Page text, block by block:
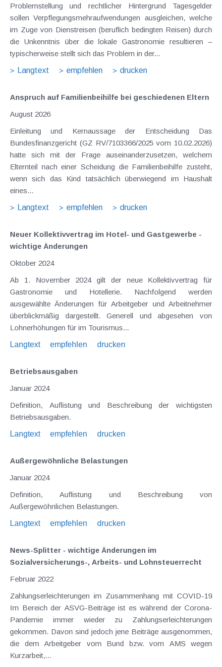
Problemstellung und rechtlicher Hintergrund Tagesgelder
sollen Verpflegungsmehraufwendungen ausgleichen, welche
im Zuge von Dienstreisen (beruflich bedingten Reisen) durch
die Unkenntnis über die lokale Gastronomie resultieren –
typischerweise stellt sich das Problem in der...
Langtext
empfehlen drucken
Anspruch auf Familienbeihilfe bei geschiedenen Eltern
August 2026
Einleitung und Kernaussage der Entscheidung Das
Bundesfinanzgericht (GZ RV/7103366/2025 vom 10.02.2026)
hatte sich mit der Frage auseinanderzusetzen, welchem
Elternteil nach einer Scheidung die Familienbeihilfe zusteht,
wenn sich das Kind tatsächlich überwiegend im Haushalt
eines...
Langtext
empfehlen drucken
Neuer Kollektivvertrag im Hotel- und Gastgewerbe -
wichtige Änderungen
Oktober 2024
Ab 1. November 2024 gilt der neue Kollektivvertrag für
Gastronomie und Hotellerie. Nachfolgend werden
ausgewählte Änderungen für Arbeitgeber und Arbeitnehmer
überblickmäßig dargestellt. Generell und abgesehen von
Lohnerhöhungen für im Tourismus...
Langtext
empfehlen drucken
Betriebsausgaben
Januar 2024
Definition, Auflistung und Beschreibung der wichtigsten
Betriebsausgaben.
Langtext
empfehlen drucken
Außergewöhnliche Belastungen
Januar 2024
Definition, Auflistung und Beschreibung von
Außergewöhnlichen Belastungen.
Langtext
empfehlen drucken
News-Splitter - wichtige Änderungen im
Sozialversicherungs-, Arbeits- und Lohnsteuerrecht
Februar 2022
Zahlungserleichterungen im Zusammenhang mit COVID-19
Im Bereich der ASVG-Beiträge ist es während der Corona-
Pandemie immer wieder zu Zahlungserleichterungen
gekommen. Davon sind jedoch jene Beiträge ausgenommen,
die dem Arbeitgeber vom Bund bzw. vom AMS wegen
Kurzarbeit,...